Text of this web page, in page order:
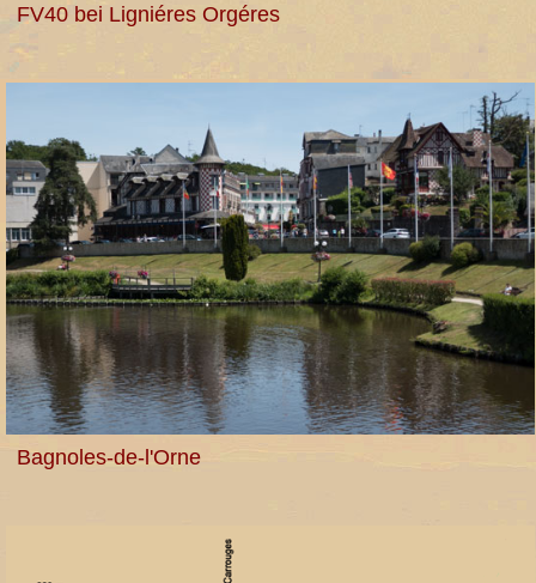
FV40 bei Ligniéres Orgéres
Bagnoles-de-l'Orne